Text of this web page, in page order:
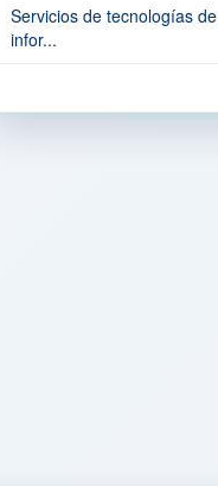
Servicios de tecnologías de
infor...